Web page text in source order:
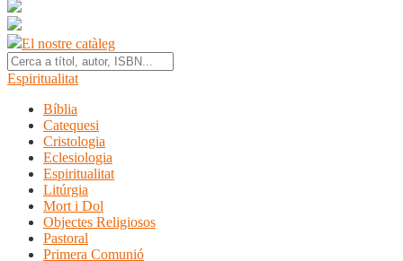
El nostre catàleg
Espiritualitat
Bíblia
Catequesi
Cristologia
Eclesiologia
Espiritualitat
Litúrgia
Mort i Dol
Objectes Religiosos
Pastoral
Primera Comunió